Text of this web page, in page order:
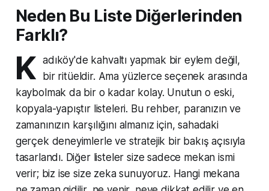
Neden Bu Liste Diğerlerinden
Farklı?
K adıköy'de kahvaltı yapmak bir eylem değil,
bir ritüeldir. Ama yüzlerce seçenek arasında
kaybolmak da bir o kadar kolay. Unutun o eski,
kopyala-yapıştır listeleri. Bu rehber, paranızın ve
zamanınızın karşılığını almanız için, sahadaki
gerçek deneyimlerle ve stratejik bir bakış açısıyla
tasarlandı. Diğer listeler size sadece mekan ismi
verir; biz ise size zekasunuyoruz. Hangi mekana